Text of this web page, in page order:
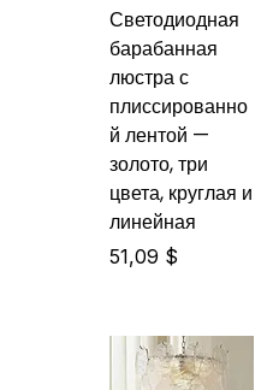
Светодиодная
барабанная
люстра с
плиссированно
й лентой —
золото, три
цвета, круглая и
линейная
Цена
51,09 $